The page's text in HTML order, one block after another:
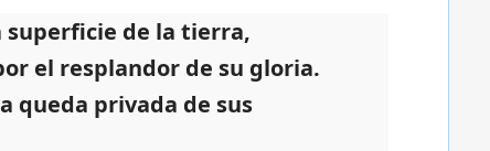
superficie de la tierra,
el resplandor de su gloria.
queda privada de sus